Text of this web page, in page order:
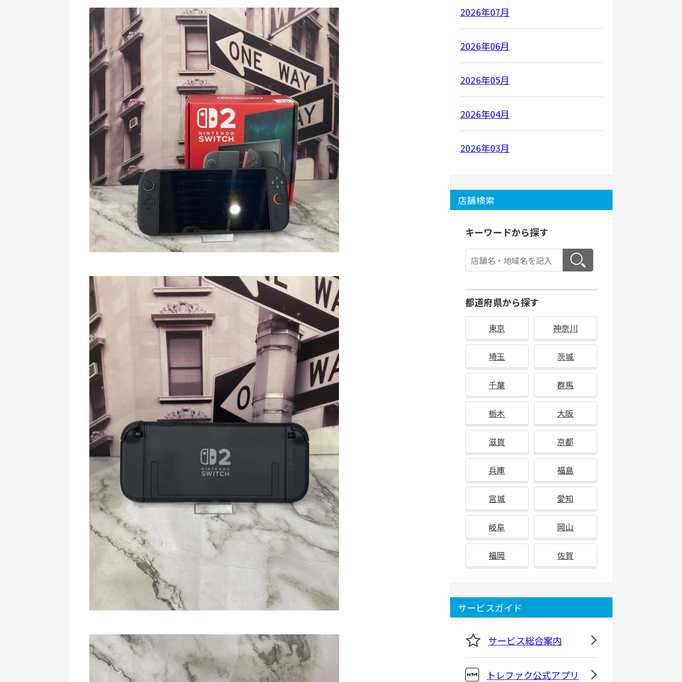
2026年07月
2026年06月
2026年05月
2026年04月
2026年03月
店舗検索
キーワードから探す
都道府県から探す
東京 神奈川
埼玉 茨城
千葉 群馬
栃木 大阪
滋賀 京都
兵庫 福島
宮城 愛知
岐阜 岡山
福岡 佐賀
サービスガイド
サービス総合案内
トレファク公式アプリ